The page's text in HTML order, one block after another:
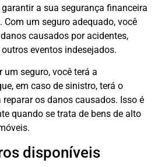
a sua segurança financeira
um seguro adequado, você
causados por acidentes,
eventos indesejados.
seguro, você terá a
em caso de sinistro, terá o
os danos causados. Isso é
quando se trata de bens de alto
disponíveis